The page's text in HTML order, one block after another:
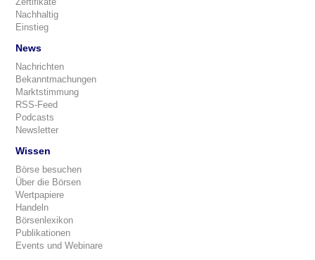
Nachhaltig
Einstieg
News
Nachrichten
Bekanntmachungen
Marktstimmung
RSS-Feed
Podcasts
Newsletter
Wissen
Börse besuchen
Über die Börsen
Wertpapiere
Handeln
Börsenlexikon
Publikationen
Events und Webinare